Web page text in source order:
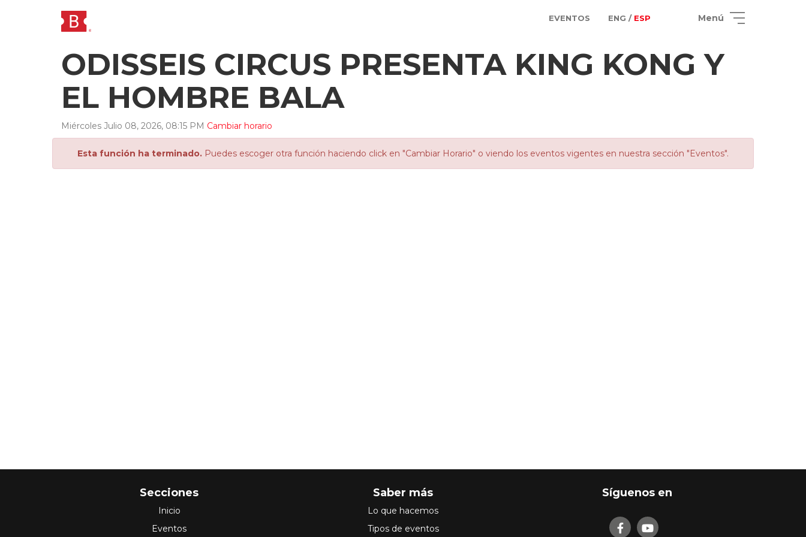
EVENTOS ENG / ESP Menú
ODISSEIS CIRCUS PRESENTA KING KONG Y
EL HOMBRE BALA
Miércoles Julio 08, 2026, 08:15 PM Cambiar horario
Esta función ha terminado. Puedes escoger otra función haciendo click en "Cambiar Horario" o viendo los eventos vigentes en nuestra sección "Eventos".
Secciones
Inicio
Eventos
Saber más
Lo que hacemos
Tipos de eventos
Síguenos en